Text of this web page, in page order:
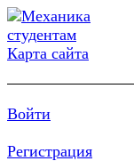
Карта сайта
Войти
Регистрация